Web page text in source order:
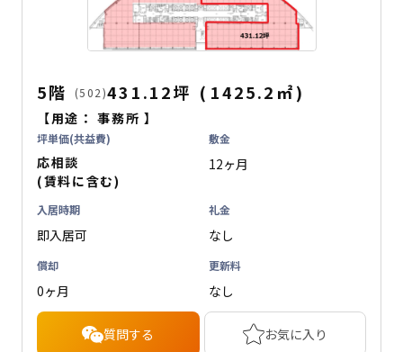
5階 (502)431.12坪 ( 1425.2 ㎡)
【用途：事務所 】
坪単価(共益費)
応相談
(賃料に含む)
敷金
12ヶ月
入居時期
即入居可
礼金
なし
償却
0ヶ月
更新料
なし
質問する お気に入り